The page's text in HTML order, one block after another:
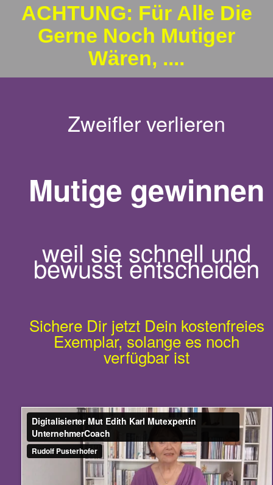
ACHTUNG: Für Alle Die
Gerne Noch Mutiger
Wären, ....
Zweifler verlieren
Mutige gewinnen
weil sie schnell und
bewusst entscheiden
Sichere Dir jetzt Dein kostenfreies
Exemplar, solange es noch
verfügbar ist